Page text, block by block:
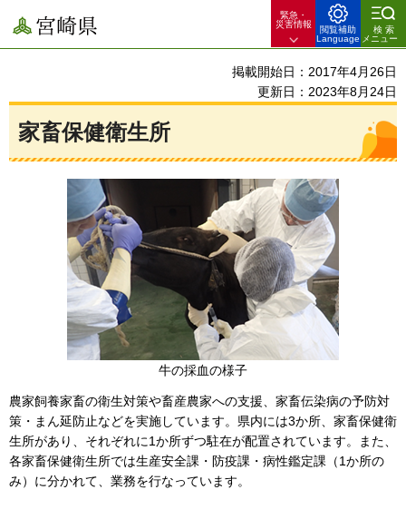
宮崎県
緊急・
災害情報
閲覧補助
Language
検索
メニュー
掲載開始日：2017年4月26日
更新日：2023年8月24日
家畜保健衛生所
牛の採血の様子
農家飼養家畜の衛生対策や畜産農家への支援、家畜伝染病の予防対
策・まん延防止などを実施しています。県内には3か所、家畜保健衛
生所があり、それぞれに1か所ずつ駐在が配置されています。また、
各家畜保健衛生所では生産安全課・防疫課・病性鑑定課（1か所の
み）に分かれて、業務を行なっています。